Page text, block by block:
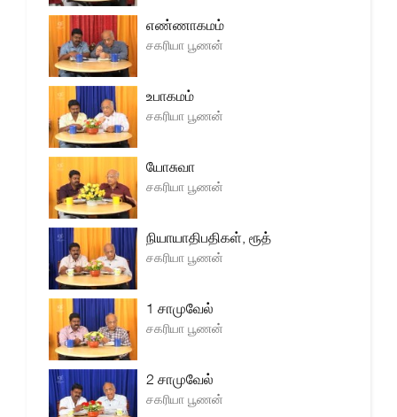
எண்ணாகமம்
சகரியா பூணன்
உபாகமம்
சகரியா பூணன்
யோசுவா
சகரியா பூணன்
நியாயாதிபதிகள், ரூத்
சகரியா பூணன்
1 சாமுவேல்
சகரியா பூணன்
2 சாமுவேல்
சகரியா பூணன்